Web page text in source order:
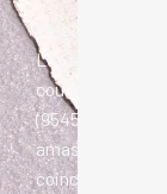
Problèmes
Les éviers et
courants dans
(95450). Les
amas de
coincés. Nous